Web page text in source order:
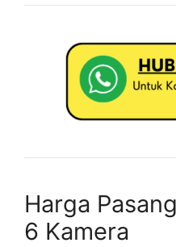
Harga
6 Kamera